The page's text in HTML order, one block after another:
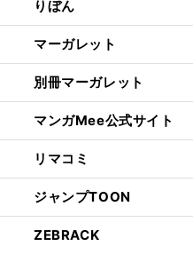
りぼん
マーガレット
別冊マーガレット
マンガMee公式サイト
リマコミ
ジャンプTOON
ZEBRACK